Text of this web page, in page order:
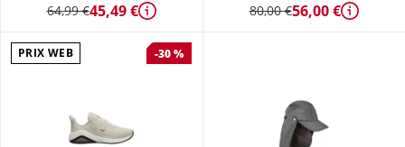
64,99 €45,49 € Détails
80,00 €56,00 € Détails
PRIX WEB -30 %